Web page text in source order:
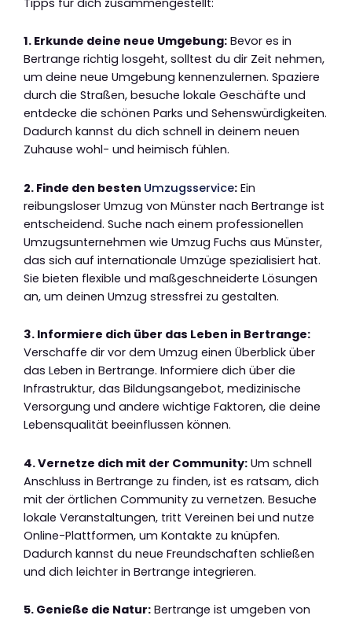
1. Erkunde deine neue Umgebung: Bevor es in
Bertrange richtig losgeht, solltest du dir Zeit nehmen,
um deine neue Umgebung kennenzulernen. Spaziere
durch die Straßen, besuche lokale Geschäfte und
entdecke die schönen Parks und Sehenswürdigkeiten.
Dadurch kannst du dich schnell in deinem neuen
Zuhause wohl- und heimisch fühlen.
2. Finde den besten Umzugsservice: Ein
reibungsloser Umzug von Münster nach Bertrange ist
entscheidend. Suche nach einem professionellen
Umzugsunternehmen wie Umzug Fuchs aus Münster,
das sich auf internationale Umzüge spezialisiert hat.
Sie bieten flexible und maßgeschneiderte Lösungen
an, um deinen Umzug stressfrei zu gestalten.
3. Informiere dich über das Leben in Bertrange:
Verschaffe dir vor dem Umzug einen Überblick über
das Leben in Bertrange. Informiere dich über die
Infrastruktur, das Bildungsangebot, medizinische
Versorgung und andere wichtige Faktoren, die deine
Lebensqualität beeinflussen können.
4. Vernetze dich mit der Community: Um schnell
Anschluss in Bertrange zu finden, ist es ratsam, dich
mit der örtlichen Community zu vernetzen. Besuche
lokale Veranstaltungen, tritt Vereinen bei und nutze
Online-Plattformen, um Kontakte zu knüpfen.
Dadurch kannst du neue Freundschaften schließen
und dich leichter in Bertrange integrieren.
5. Genieße die Natur: Bertrange ist umgeben von